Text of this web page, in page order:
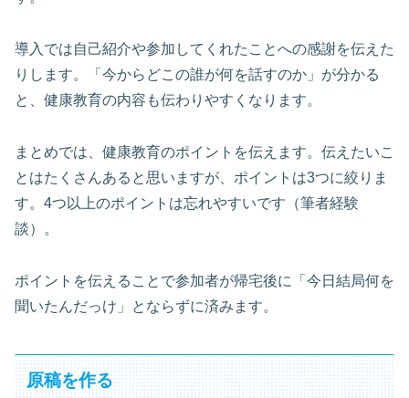
導入では自己紹介や参加してくれたことへの感謝を伝えた
りします。「今からどこの誰が何を話すのか」が分かる
と、健康教育の内容も伝わりやすくなります。
まとめでは、健康教育のポイントを伝えます。伝えたいこ
とはたくさんあると思いますが、ポイントは3つに絞りま
す。4つ以上のポイントは忘れやすいです（筆者経験
談）。
ポイントを伝えることで参加者が帰宅後に「今日結局何を
聞いたんだっけ」とならずに済みます。
原稿を作る